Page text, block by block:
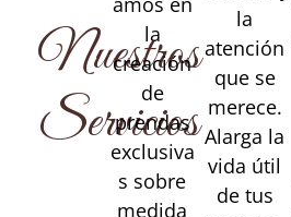
Nuestros
Servicios
la
creación
de
prendas
exclusiva
s sobre
medida
la
atención
que se
merece.
Alarga la
vida útil
de tus